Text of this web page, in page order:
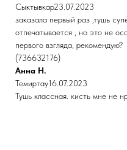
Сыктывкар23.07.2023
заказала первый раз ,тушь
отпечатывается , но это не
первого взгляда, рекомендую?
(736632176)
Анна Н.
Темиртау16.07.2023
Тушь классная. кисть мне не